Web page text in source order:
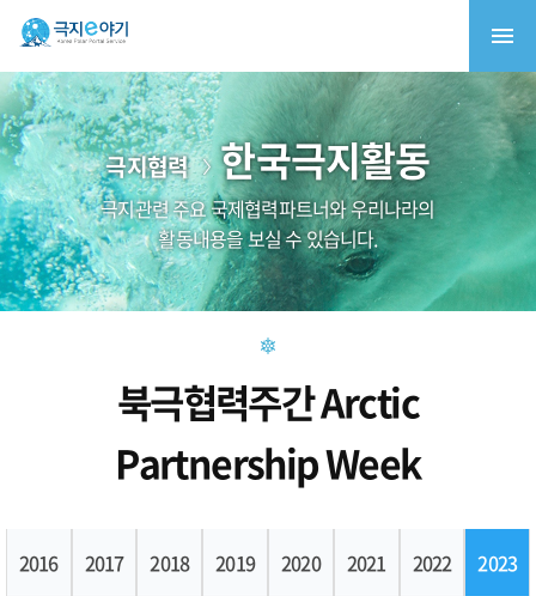
극지협력 한국극지활동
극지관련 주요 국제협력파트너와 우리나라의
활동내용을 보실 수 있습니다.
북극협력주간 Arctic
Partnership Week
2016 2017 2018 2019 2020 2021 2022 2023